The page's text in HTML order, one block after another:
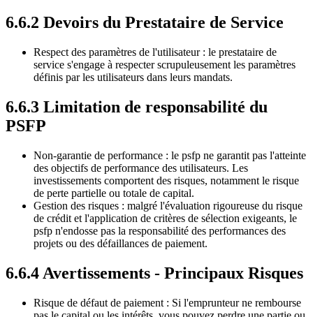
6.6.2 Devoirs du Prestataire de Service
Respect des paramètres de l'utilisateur : le prestataire de
service s'engage à respecter scrupuleusement les paramètres
définis par les utilisateurs dans leurs mandats.
6.6.3 Limitation de responsabilité du
PSFP
Non-garantie de performance : le psfp ne garantit pas l'atteinte
des objectifs de performance des utilisateurs. Les
investissements comportent des risques, notamment le risque
de perte partielle ou totale de capital.
Gestion des risques : malgré l'évaluation rigoureuse du risque
de crédit et l'application de critères de sélection exigeants, le
psfp n'endosse pas la responsabilité des performances des
projets ou des défaillances de paiement.
6.6.4 Avertissements - Principaux Risques
Risque de défaut de paiement : Si l'emprunteur ne rembourse